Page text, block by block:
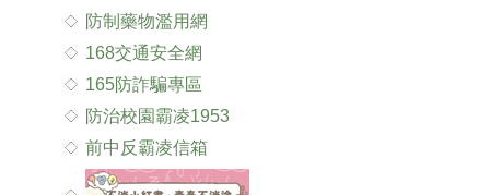
防制藥物濫用網
168交通安全網
165防詐騙專區
防治校園霸凌1953
前中反霸凌信箱